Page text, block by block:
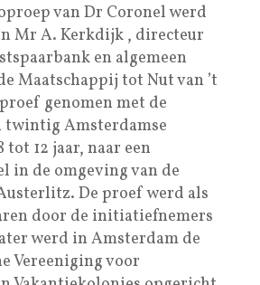
van Dr Coronel werd
Mr A. Kerkdijk , directeur
en algemeen
Maatschappij tot Nut van ’t
genomen met de
Amsterdamse
12 jaar, naar een
in de omgeving van de
De proef werd als
door de initiatiefnemers
werd in Amsterdam de
Vereeniging voor